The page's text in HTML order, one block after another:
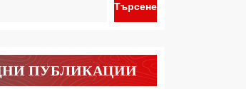
Търсене
ПУБЛИКАЦИИ